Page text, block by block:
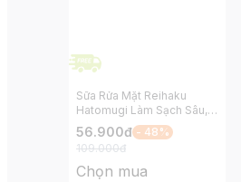
Sữa Rửa Mặt Reihaku
Hatomugi Làm Sạch Sâu,
Làm Sáng Da và Ngừa Mụn
170g
56.900đ - 48%
109.000đ
Chọn mua